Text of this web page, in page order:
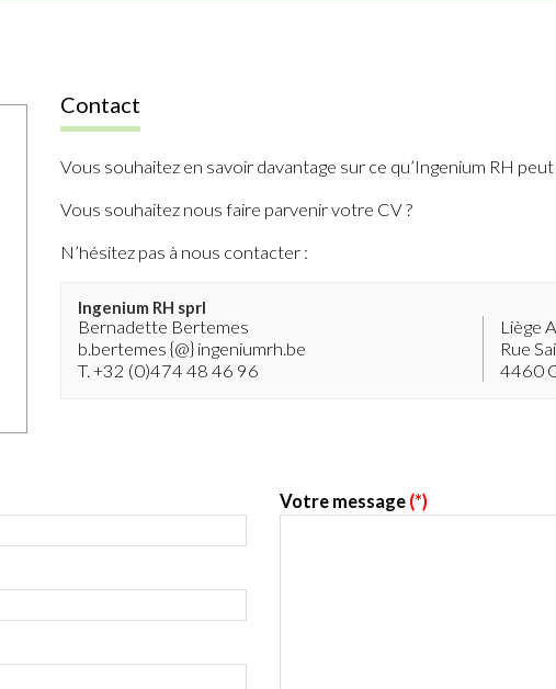
Contact
Vous souhaitez en savoir davantage sur ce qu’Ingenium RH
Vous souhaitez nous faire parvenir votre CV ?
N’hésitez pas à nous contacter :
Ingenium RH sprl
Bernadette Bertemes
b.bertemes {@} ingeniumrh.be
T. +32 (0)474 48 46 96
Liège
Rue
4460
Votre message (*)